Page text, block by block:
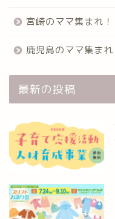
宮崎のママ集まれ！
鹿児島のママ集まれ
最新の投稿